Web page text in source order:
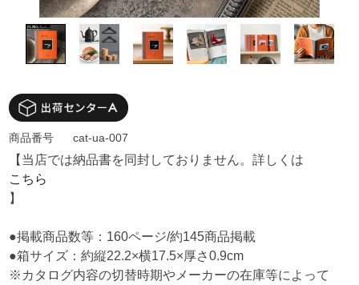
商品番号 cat-ua-007
【当店では納品書を同封しておりません。詳しくは
こちら
】
●掲載商品数等：160ページ/約145商品掲載
●箱サイズ：約縦22.2×横17.5×厚さ0.9cm
※カタログ内容の切替時期やメーカーの在庫等によって